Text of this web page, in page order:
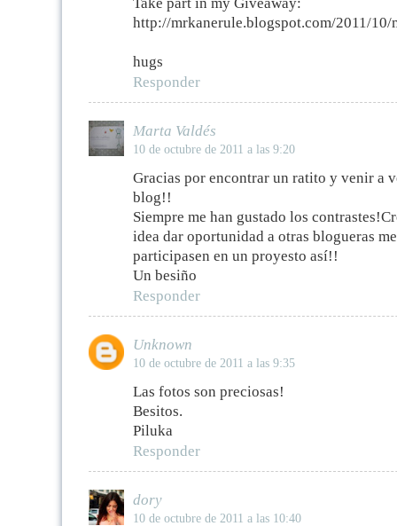
http://mrkanerule.blogspot.com/2011/
hugs
Responder
Marta Valdés
10 de octubre de 2011 a las 9:20
Gracias por encontrar un ratito y venir a
blog!!
Siempre me han gustado los
idea dar oportunidad a otras blogueras
participasen en un proyesto así!!
Un besiño
Responder
Unknown
10 de octubre de 2011 a las 9:35
Las fotos son preciosas!
Besitos.
Piluka
Responder
dory
10 de octubre de 2011 a las 10:40